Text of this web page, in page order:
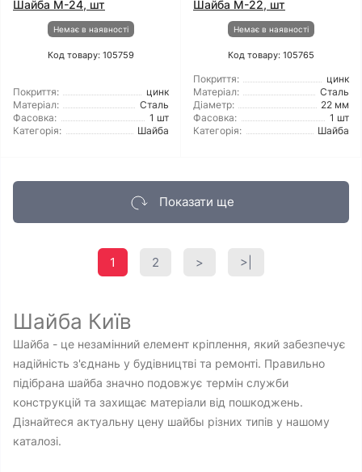
Шайба М-24, шт
Немає в наявності
Код товару: 105759
Покриття:
цинк
Матеріал:
Сталь
Фасовка:
1 шт
Категорія:
Шайба
Шайба М-22, шт
Немає в наявності
Код товару: 105765
Покриття:
цинк
Матеріал:
Сталь
Діаметр:
22 мм
Фасовка:
1 шт
Категорія:
Шайба
Показати ще
1 2 > >|
Шайба Київ
Шайба - це незамінний елемент кріплення, який забезпечує
надійність з'єднань у будівництві та ремонті. Правильно
підібрана шайба значно подовжує термін служби
конструкцій та захищає матеріали від пошкоджень.
Дізнайтеся актуальну цену шайбы різних типів у нашому
каталозі.